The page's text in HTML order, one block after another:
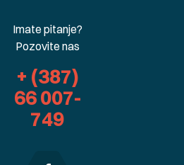
Imate pitanje?
Pozovite nas
+ (387)
66 007-
749